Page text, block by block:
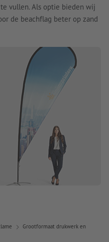
vullen. Als optie bieden wij
de beachflag beter op zand
Grootformaat drukwerk en